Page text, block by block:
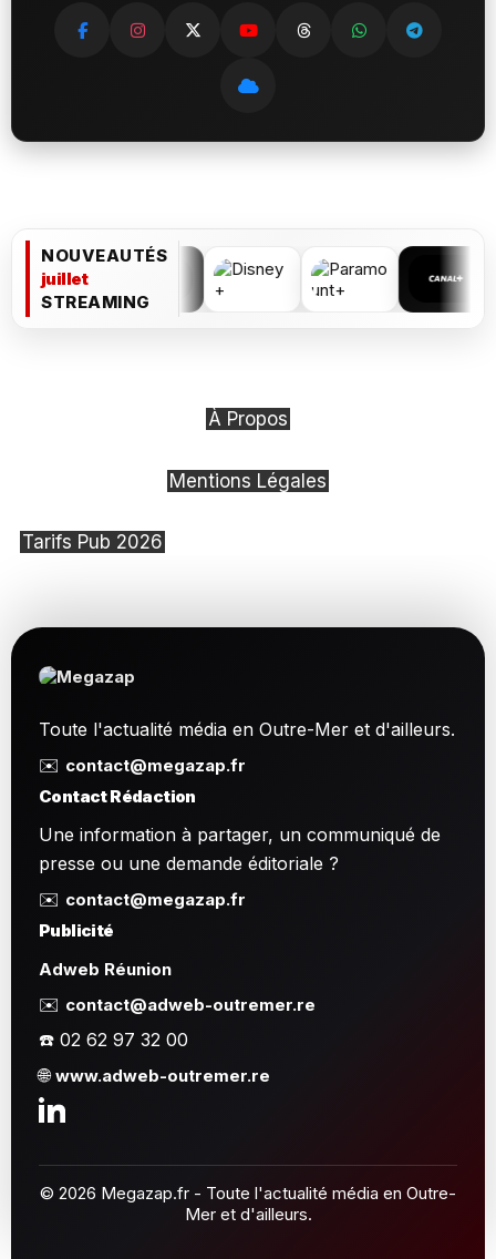
NOUVEAUTÉS
juillet
STREAMING
À Propos
Mentions Légales
Tarifs Pub 2026
Toute l'actualité média en Outre-Mer et d'ailleurs.
✉️ contact@megazap.fr
Contact Rédaction
Une information à partager, un communiqué de
presse ou une demande éditoriale ?
✉️ contact@megazap.fr
Publicité
Adweb Réunion
✉️ contact@adweb-outremer.re
☎️ 02 62 97 32 00
🌐www.adweb-outremer.re
© 2026 Megazap.fr - Toute l'actualité média en Outre-
Mer et d'ailleurs.